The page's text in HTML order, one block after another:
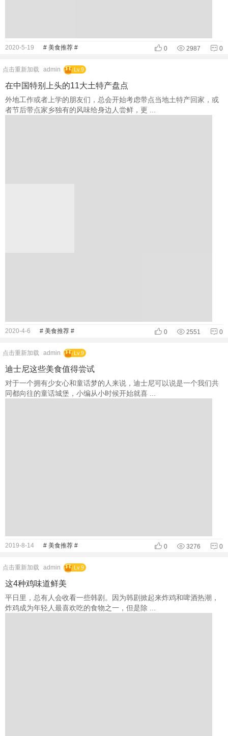
2020-5-19 # 美食推荐 # 0 2987 0
点击重新加载 admin Lv.9
在中国特别上头的11大土特产盘点
外地工作或者上学的朋友们，总会开始考虑带点当地土特产回家，或
者节后带点家乡独有的风味给身边人尝鲜，更 ...
2020-4-6 # 美食推荐 # 0 2551 0
点击重新加载 admin Lv.9
迪士尼这些美食值得尝试
对于一个拥有少女心和童话梦的人来说，迪士尼可以说是一个我们共
同都向往的童话城堡，小编从小时候开始就喜 ...
2019-8-14 # 美食推荐 # 0 3276 0
点击重新加载 admin Lv.9
这4种鸡味道鲜美
平日里，总有人会收看一些韩剧。因为韩剧掀起来炸鸡和啤酒热潮，
炸鸡成为年轻人最喜欢吃的食物之一，但是除 ...